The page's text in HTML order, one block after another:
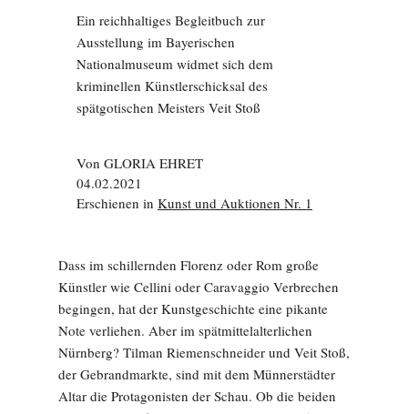
Ein reichhaltiges Begleitbuch zur
Ausstellung im Bayerischen
Nationalmuseum widmet sich dem
kriminellen Künstlerschicksal des
spätgotischen Meisters Veit Stoß
Von GLORIA EHRET
04.02.2021
Erschienen in Kunst und Auktionen Nr. 1
Dass im schillernden Florenz oder Rom große
Künstler wie Cellini oder Caravaggio Verbrechen
begingen, hat der Kunstgeschichte eine pikante
Note verliehen. Aber im spätmittelalterlichen
Nürnberg? Tilman Riemenschneider und Veit Stoß,
der Gebrandmarkte, sind mit dem Münnerstädter
Altar die Protagonisten der Schau. Ob die beiden